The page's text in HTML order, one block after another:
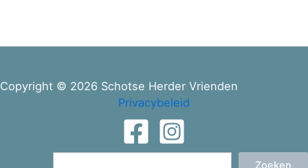
Copyright © 2026 Schotse Herder Vrienden
Privacybeleid
Zoeken